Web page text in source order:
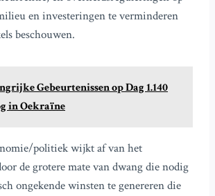
en investeringen te verminderen
beschouwen.
Gebeurtenissen op Dag 1.140
in Oekraïne
politiek wijkt af van het
de grotere mate van dwang die nodig
ongekende winsten te genereren die